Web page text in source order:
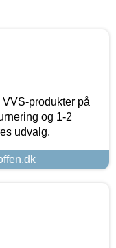
produkter på
og 1-2
udvalg.